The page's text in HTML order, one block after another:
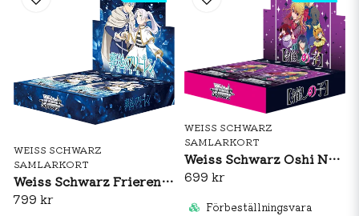
WEISS SCHWARZ
SAMLARKORT
Weiss Schwarz Frieren: Beyond Journey's End Vol. 2 Booster Box (JP)
799 kr
WEISS SCHWARZ
SAMLARKORT
Weiss Schwarz Oshi No Ko Vol. 3 Booster Box (JP)
699 kr
Förbeställningsvara